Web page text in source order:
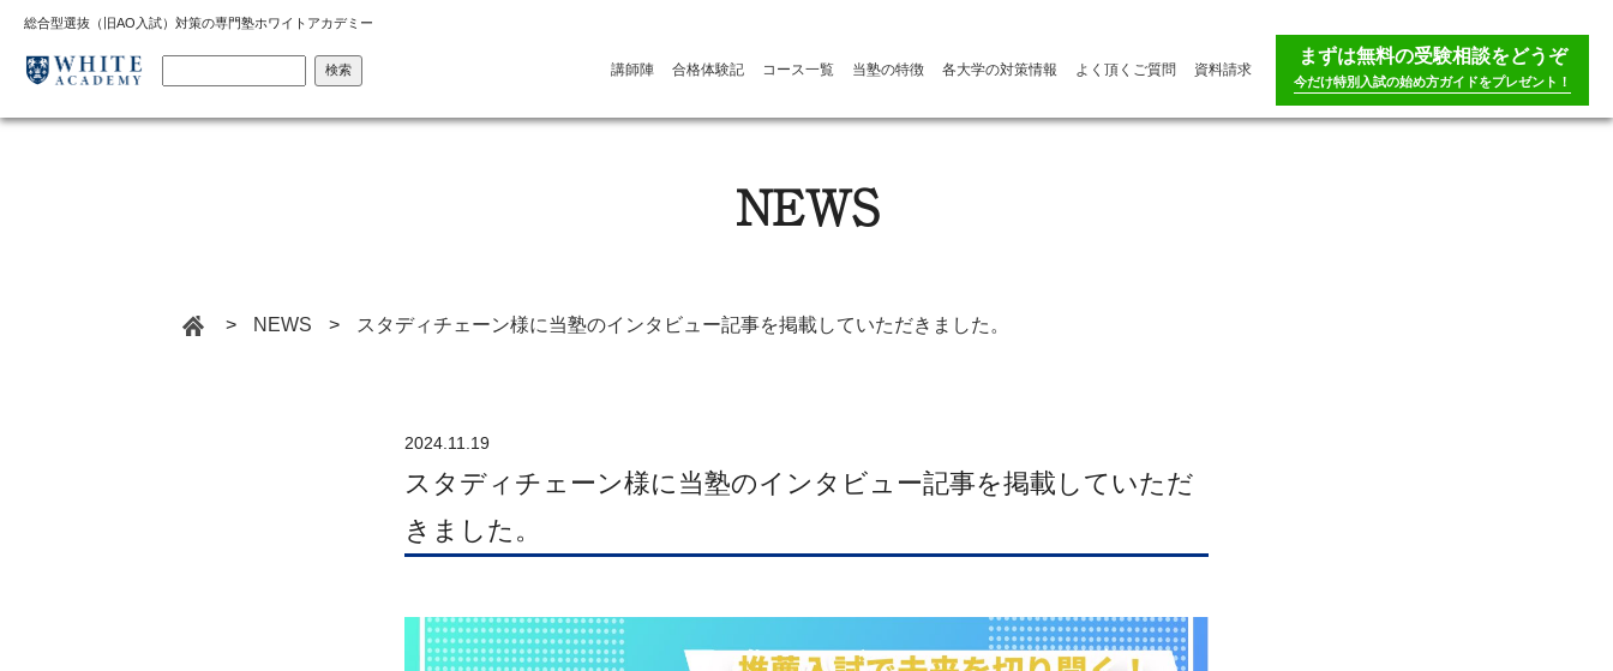
総合型選抜（旧AO入試）対策の専門塾ホワイトアカデミー
検索 講師陣 合格体験記 コース一覧 当塾の特徴 各大学の対策情報 よく頂くご質問 資料請求
まずは無料の受験相談をどうぞ
今だけ特別入試の始め方ガイドをプレゼント！
NEWS
> NEWS > スタディチェーン様に当塾のインタビュー記事を掲載していただきました。
2024.11.19
スタディチェーン様に当塾のインタビュー記事を掲載していただ
きました。